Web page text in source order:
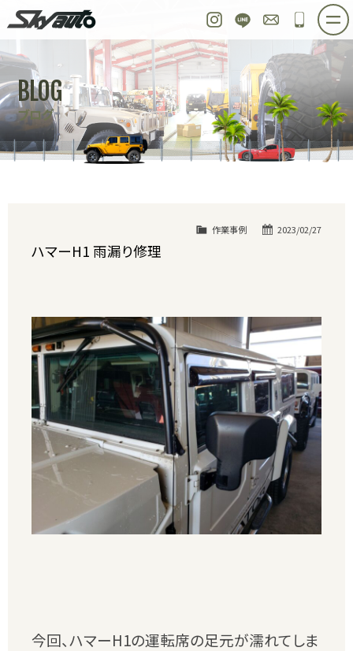
Instagram
LINE お問い合わせ
048-
ホーム 在庫車情報 ご購入プラン
整備作業実例 パーツ販売 買取＆オーダー
店舗紹介 工場紹介 会社概要
スタッフ紹介 求人情報 公式ブログ
BLOG
ブログ
2023/02/27
作業事例
ハマーH1 雨漏り修理
今回、ハマーH1の運転席の足元が濡れてしま